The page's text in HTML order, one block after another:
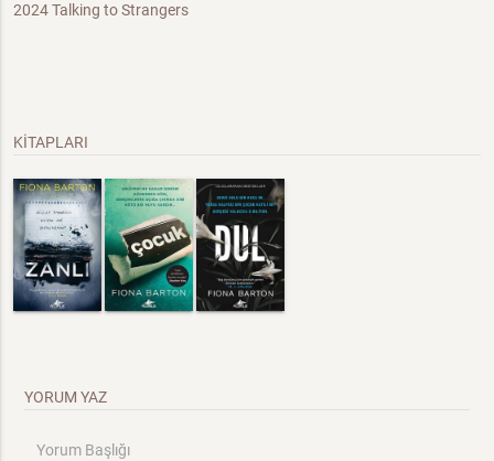
2024 Talking to Strangers
KİTAPLARI
YORUM YAZ
Yorum Başlığı